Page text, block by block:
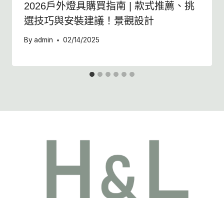
2026戶外燈具購買指南 | 款式推薦、挑
選技巧與安裝建議！景觀設計
Byadmin 02/14/2025